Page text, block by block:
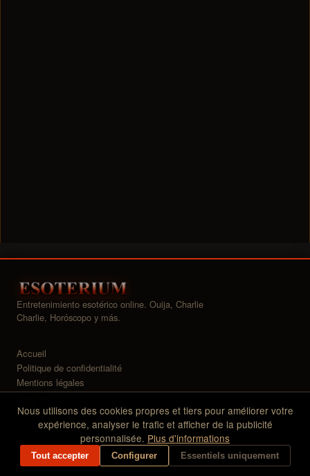
Entretenimiento esotérico online. Ouija, Charlie
Charlie, Horóscopo y más.
Accueil
Politique de confidentialité
Mentions légales
Widgets
© 2026 Esoterium — Todos los derechos reservados
CMS Esoterium
Nous utilisons des cookies propres et tiers pour améliorer votre
expérience, analyser le trafic et afficher de la publicité
personnalisée. Plus d'informations
Tout accepter Configurer Essentiels uniquement